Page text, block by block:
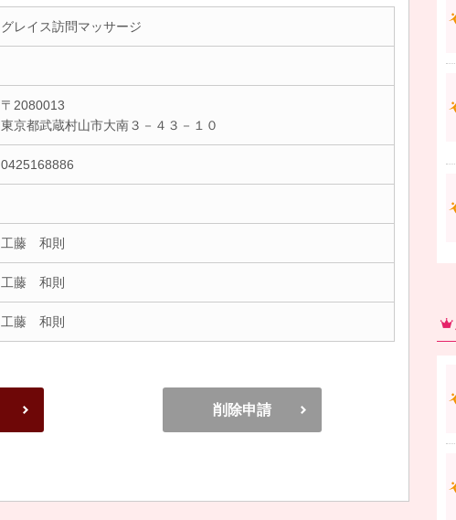
グレイス訪問マッサージ
〒2080013
東京都武蔵村山市大南３－４３－１０
0425168886
工藤 和則
工藤 和則
工藤 和則
削除申請